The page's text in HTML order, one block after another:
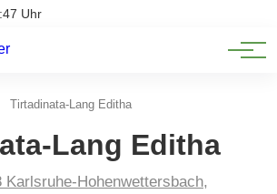
Uhr
Kräuterkunde
Tirtadinata-Lang Editha
Lang Editha
Karlsruhe-Hohenwettersbach,